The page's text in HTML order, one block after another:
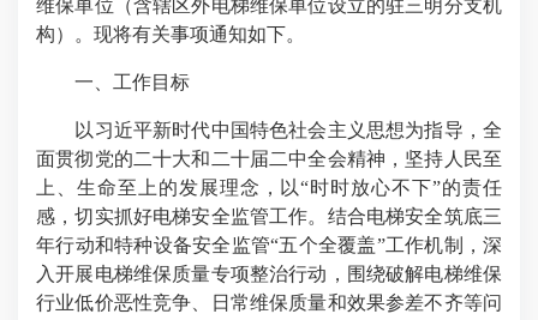
维保单位（含辖区外电梯维保单位设立的驻三明分支机
构）。现将有关事项通知如下。
一、工作目标
以习近平新时代中国特色社会主义思想为指导，全
面贯彻党的二十大和二十届二中全会精神，坚持人民至
上、生命至上的发展理念，以“时时放心不下”的责任
感，切实抓好电梯安全监管工作。结合电梯安全筑底三
年行动和特种设备安全监管“五个全覆盖”工作机制，深
入开展电梯维保质量专项整治行动，围绕破解电梯维保
行业低价恶性竞争、日常维保质量和效果参差不齐等问